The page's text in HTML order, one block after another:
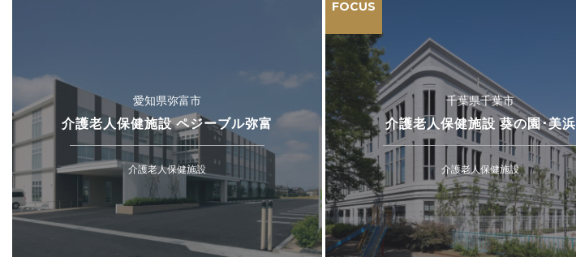
愛知県弥富市
介護老人保健施設 ペジーブル弥富
介護老人保健施設
FOCUS
千葉県千葉市
介護老人保健施設 葵の園･美浜
介護老人保健施設